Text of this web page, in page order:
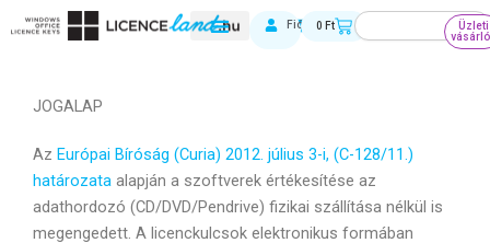
to
Fiókom
0 FtKosárKeresés
Üzleti
JOGALAP
Az Európai Bíróság (Curia) 2012. július 3-i, (C-128/11.)
határozata alapján a szoftverek értékesítése az
adathordozó (CD/DVD/Pendrive) fizikai szállítása nélkül is
megengedett. A licenckulcsok elektronikus formában